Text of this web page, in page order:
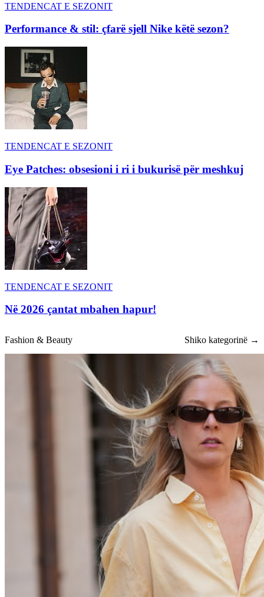
TENDENCAT E SEZONIT
Performance & stil: çfarë sjell Nike këtë sezon?
TENDENCAT E SEZONIT
Eye Patches: obsesioni i ri i bukurisë për meshkuj
TENDENCAT E SEZONIT
Në 2026 çantat mbahen hapur!
Fashion & Beauty Shiko kategorinë →